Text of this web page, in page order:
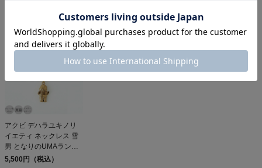
アクビ デハラユキノリ
イエティ ネックレス 雪
男 となりのUMAランド
オシャレ 可愛い 真鍮 ジ
5,500円（税込）